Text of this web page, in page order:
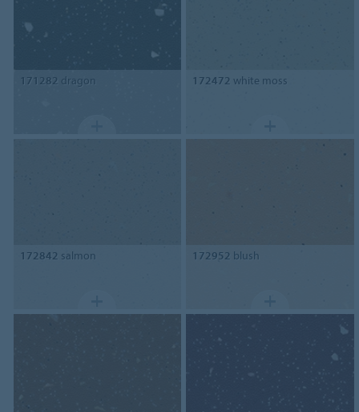
171282 dragon 172472 white moss
172842 salmon 172952 blush